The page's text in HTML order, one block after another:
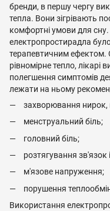
бренди, в першу чергу
тепла. Вони зігрівають
комфортні умови для
електропростирадла
терапевтичним ефектом.
рівномірне тепло, лікарі
полегшення симптомів
лежати на ньому
захворювання нирок,
менструальний біль;
головний біль;
розтягування зв'язок
м'язове напруження;
порушення
Використання